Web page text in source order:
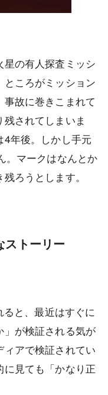
の有人探査ミッシ
ところがミッション
故に巻きこまれて
されてしまいま
年後。しかし手元
。マークはなんとか
ろうとします。
ストーリー
と、最近はすぐに
」が検証される気が
ィアで検証されてい
に見ても「かなり正